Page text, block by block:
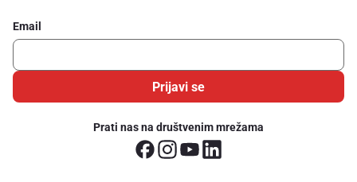
Email
Prijavi se
Prati nas na društvenim mrežama